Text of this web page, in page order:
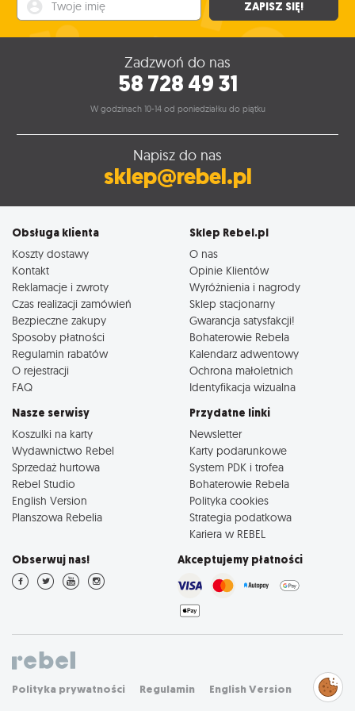
ZAPISZ SIĘ!
Zadzwoń do nas
58 728 49 31
W godzinach 10-14 od poniedziałku do piątku
Napisz do nas
sklep@rebel.pl
Obsługa klienta
Koszty dostawy
Kontakt
Reklamacje i zwroty
Czas realizacji zamówień
Bezpieczne zakupy
Sposoby płatności
Regulamin rabatów
O rejestracji
FAQ
Sklep Rebel.pl
O nas
Opinie Klientów
Wyróżnienia i nagrody
Sklep stacjonarny
Gwarancja satysfakcji!
Bohaterowie Rebela
Kalendarz adwentowy
Ochrona małoletnich
Identyfikacja wizualna
Nasze serwisy
Koszulki na karty
Wydawnictwo Rebel
Sprzedaż hurtowa
Rebel Studio
English Version
Planszowa Rebelia
Przydatne linki
Newsletter
Karty podarunkowe
System PDK i trofea
Bohaterowie Rebela
Polityka cookies
Strategia podatkowa
Kariera w REBEL
Obserwuj nas! Akceptujemy płatności
Polityka prywatności Regulamin English Version
Zarządzaj
preferencjami
cookies